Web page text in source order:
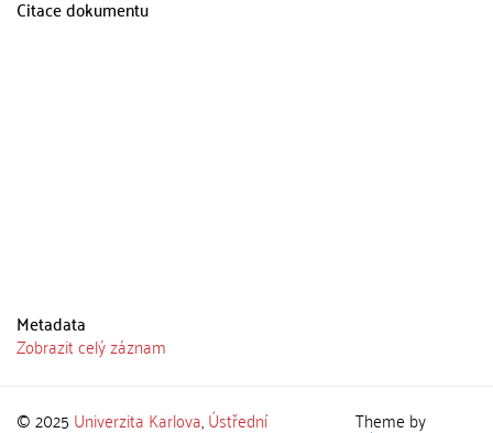
Citace dokumentu
Metadata
Zobrazit celý záznam
© 2025 Univerzita Karlova,Ústřední Theme by